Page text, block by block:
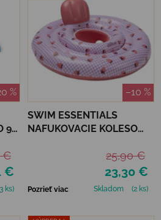
%
95
€
€
ks)
–10 %
SWIM ESSENTIALS
NAFUKOVACIE KOLESO
23,30 €
25,90 €
Pozrieť viac Skladom (2 ks)